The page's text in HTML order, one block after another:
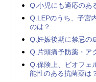
Q.小児にも適応のあ
Q.LEPのうち、子宮
のは？
Q.妊娠後期に禁忌の
Q.片頭痛予防薬・ア
Q.保険上、ビオフェ
能性のある抗菌薬は